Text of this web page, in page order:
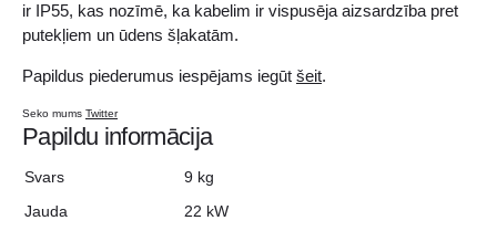
ir IP55, kas nozīmē, ka kabelim ir vispusēja aizsardzība pret
putekļiem un ūdens šļakatām.
Papildus piederumus iespējams iegūt šeit.
Seko mums Twitter
Papildu informācija
Svars
9 kg
Jauda
22 kW